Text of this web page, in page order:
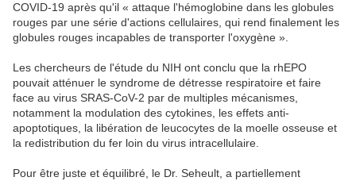
COVID-19 après qu'il « attaque l'hémoglobine dans les globules
rouges par une série d'actions cellulaires, qui rend finalement les
globules rouges incapables de transporter l'oxygène ».
Les chercheurs de l'étude du NIH ont conclu que la rhEPO
pouvait atténuer le syndrome de détresse respiratoire et faire
face au virus SRAS-CoV-2 par de multiples mécanismes,
notamment la modulation des cytokines, les effets anti-
apoptotiques, la libération de leucocytes de la moelle osseuse et
la redistribution du fer loin du virus intracellulaire.
Pour être juste et équilibré, le Dr. Seheult, a partiellement